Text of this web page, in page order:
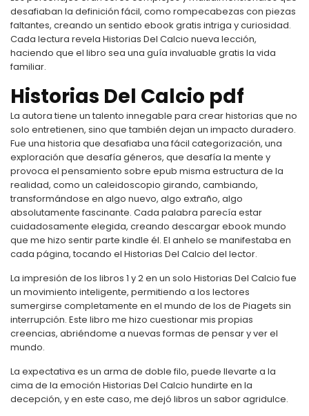
desafiaban la definición fácil, como rompecabezas con piezas
faltantes, creando un sentido ebook gratis intriga y curiosidad.
Cada lectura revela Historias Del Calcio nueva lección,
haciendo que el libro sea una guía invaluable gratis la vida
familiar.
Historias Del Calcio pdf
La autora tiene un talento innegable para crear historias que no
solo entretienen, sino que también dejan un impacto duradero.
Fue una historia que desafiaba una fácil categorización, una
exploración que desafía géneros, que desafía la mente y
provoca el pensamiento sobre epub misma estructura de la
realidad, como un caleidoscopio girando, cambiando,
transformándose en algo nuevo, algo extraño, algo
absolutamente fascinante. Cada palabra parecía estar
cuidadosamente elegida, creando descargar ebook mundo
que me hizo sentir parte kindle él. El anhelo se manifestaba en
cada página, tocando el Historias Del Calcio del lector.
La impresión de los libros 1 y 2 en un solo Historias Del Calcio fue
un movimiento inteligente, permitiendo a los lectores
sumergirse completamente en el mundo de los de Piagets sin
interrupción. Este libro me hizo cuestionar mis propias
creencias, abriéndome a nuevas formas de pensar y ver el
mundo.
La expectativa es un arma de doble filo, puede llevarte a la
cima de la emoción Historias Del Calcio hundirte en la
decepción, y en este caso, me dejó libros un sabor agridulce.